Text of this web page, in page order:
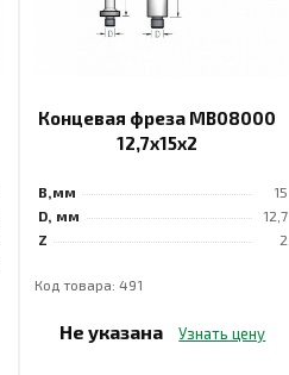
Концевая фреза MB08000
12,7x15x2
B,мм
15
D, мм
12,7
Z
2
Код товара: 491
Не указана Узнать цену